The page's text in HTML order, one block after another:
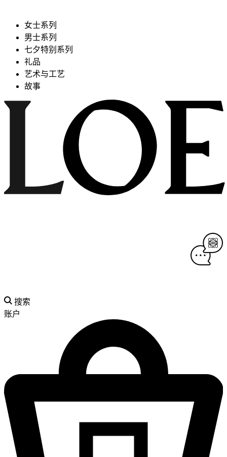
女士系列
男士系列
七夕特别系列
礼品
艺术与工艺
故事
搜索
账户